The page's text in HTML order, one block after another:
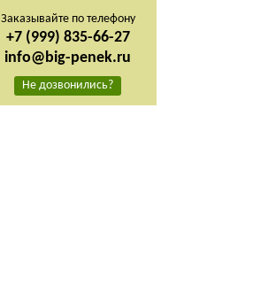
Заказывайте по телефону
+7 (999) 835-66-27
info@big-penek.ru
Не дозвонились?